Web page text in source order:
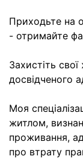
Приходьте на
- отримайте
Захистіть
досвідченого
Моя
житлом,
проживання,
про втрату